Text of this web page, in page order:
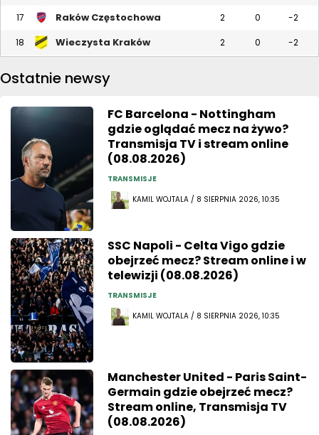
17 Raków Częstochowa 2 0 -2
18 Wieczysta Kraków 2 0 -2
Ostatnie newsy
FC Barcelona - Nottingham
gdzie oglądać mecz na żywo?
Transmisja TV i stream online
(08.08.2026)
TRANSMISJE
KAMIL WOJTALA / 8 SIERPNIA 2026, 10:35
SSC Napoli - Celta Vigo gdzie
obejrzeć mecz? Stream online i w
telewizji (08.08.2026)
TRANSMISJE
KAMIL WOJTALA / 8 SIERPNIA 2026, 10:35
Manchester United - Paris Saint-
Germain gdzie obejrzeć mecz?
Stream online, Transmisja TV
(08.08.2026)